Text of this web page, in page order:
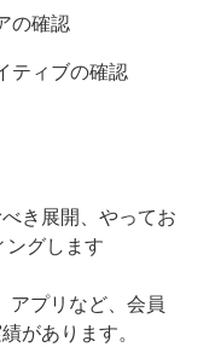
の確認
ティブの確認
き展開、やってお
ングします
アプリなど、会員
があります。